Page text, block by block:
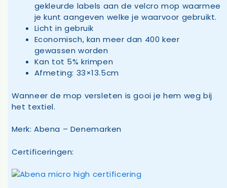
gekleurde labels aan de velcro mop waarmee
je kunt aangeven welke je waarvoor gebruikt.
Licht in gebruik
Economisch, kan meer dan 400 keer
gewassen worden
Kan tot 5% krimpen
Afmeting: 33×13.5cm
Wanneer de mop versleten is gooi je hem weg bij
het textiel.
Merk: Abena – Denemarken
Certificeringen: